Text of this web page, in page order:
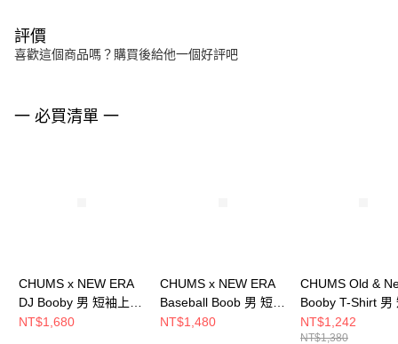
評價
喜歡這個商品嗎？購買後給他一個好評吧
一 必買清單 一
CHUMS x NEW ERA
DJ Booby 男 短袖上衣
白色 CH012896W001
NT$1,680
CHUMS x NEW ERA
Baseball Boob 男 短袖
上衣 黑色
NT$1,480
CHUMS Old &
Booby T-Shirt 男
上衣 黑色
CH012738K001
NT$1,242
NT$1,380